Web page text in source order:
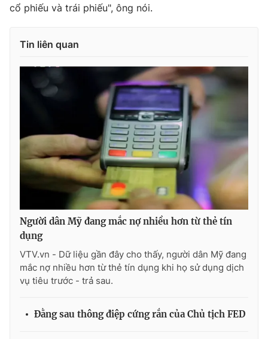
cổ phiếu và trái phiếu", ông nói.
Tin liên quan
Người dân Mỹ đang mắc nợ nhiều hơn từ thẻ tín
dụng
VTV.vn - Dữ liệu gần đây cho thấy, người dân Mỹ đang
mắc nợ nhiều hơn từ thẻ tín dụng khi họ sử dụng dịch
vụ tiêu trước - trả sau.
Đằng sau thông điệp cứng rắn của Chủ tịch FED